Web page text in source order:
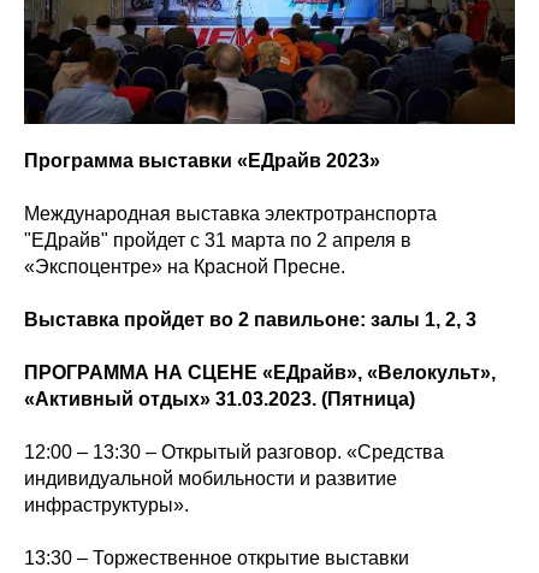
Программа выставки «ЕДрайв 2023»
Международная выставка электротранспорта
"ЕДрайв" пройдет с 31 марта по 2 апреля в
«Экспоцентре» на Красной Пресне.
Выставка пройдет во 2 павильоне: залы 1, 2, 3
ПРОГРАММА НА СЦЕНЕ «ЕДрайв», «Велокульт»,
«Активный отдых» 31.03.2023. (Пятница)
12:00 – 13:30 – Открытый разговор. «Средства
индивидуальной мобильности и развитие
инфраструктуры».
13:30 – Торжественное открытие выставки